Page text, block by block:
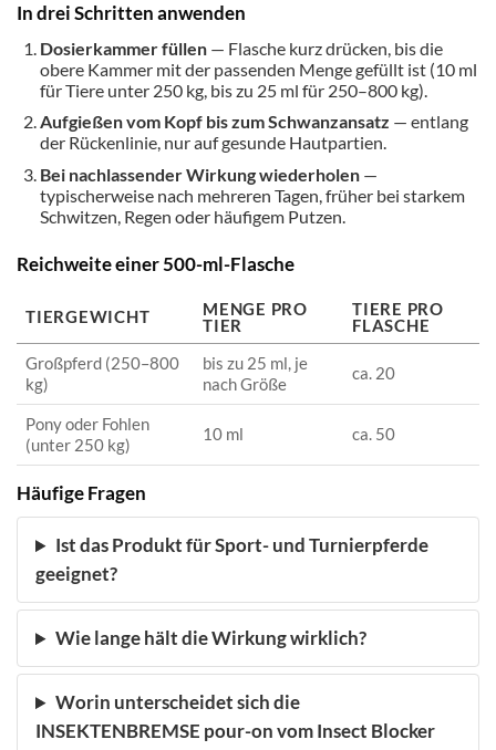
In drei Schritten anwenden
Dosierkammer füllen— Flasche kurz drücken, bis die
obere Kammer mit der passenden Menge gefüllt ist (10 ml
für Tiere unter 250 kg, bis zu 25 ml für 250–800 kg).
Aufgießen vom Kopf bis zum Schwanzansatz — entlang
der Rückenlinie, nur auf gesunde Hautpartien.
Bei nachlassender Wirkung wiederholen—
typischerweise nach mehreren Tagen, früher bei starkem
Schwitzen, Regen oder häufigem Putzen.
Reichweite einer 500-ml-Flasche
TIERGEWICHT
MENGE PRO
TIER
TIERE PRO
FLASCHE
Großpferd (250–800
kg)
bis zu 25 ml, je
nach Größe
ca. 20
Pony oder Fohlen
(unter 250 kg)
10 ml ca. 50
Häufige Fragen
Ist das Produkt für Sport- und Turnierpferde
geeignet?
Wie lange hält die Wirkung wirklich?
Worin unterscheidet sich die
INSEKTENBREMSE pour-on vom Insect Blocker